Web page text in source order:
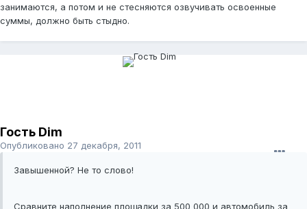
занимаются, а потом и не стесняются озвучивать освоенные
суммы, должно быть стыдно.
Гость Dim
Опубликовано 27 декабря, 2011
Завышенной? Не то слово!
Сравните наполнение площадки за 500 000 и автомобиль за